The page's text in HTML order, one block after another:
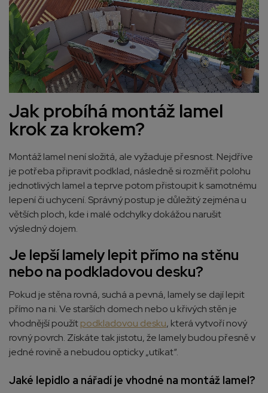
Jak probíhá montáž lamel
krok za krokem?
Montáž lamel není složitá, ale vyžaduje přesnost. Nejdříve
je potřeba připravit podklad, následně si rozměřit polohu
jednotlivých lamel a teprve potom přistoupit k samotnému
lepení či uchycení. Správný postup je důležitý zejména u
větších ploch, kde i malé odchylky dokážou narušit
výsledný dojem.
Je lepší lamely lepit přímo na stěnu
nebo na podkladovou desku?
Pokud je stěna rovná, suchá a pevná, lamely se dají lepit
přímo na ni. Ve starších domech nebo u křivých stěn je
vhodnější použítpodkladovou desku, která vytvoří nový
rovný povrch. Získáte tak jistotu, že lamely budou přesně v
jedné rovině a nebudou opticky „utíkat“.
Jaké lepidlo a nářadí je vhodné na montáž lamel?